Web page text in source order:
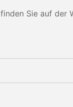
Sie auf der